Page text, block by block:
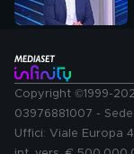
Copyright ©1999-
03976881007 -
Uffici: Viale Europa